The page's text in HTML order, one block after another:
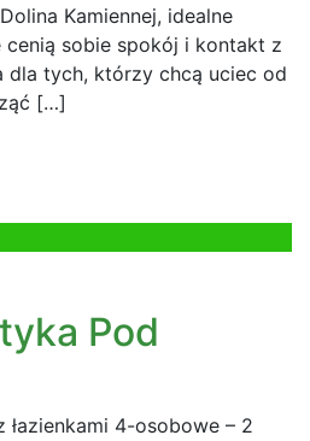
Kamiennej, idealne
sobie spokój i kontakt z
dla tych, którzy chcą uciec od
[…]
Pod
łazienkami 4-osobowe – 2